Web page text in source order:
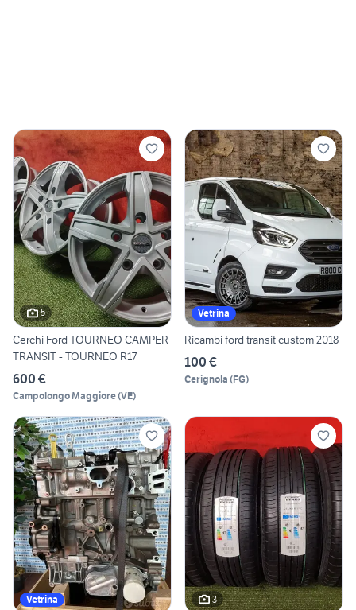
5
Cerchi Ford TOURNEO CAMPER
TRANSIT - TOURNEO R17
600 €
Campolongo Maggiore(VE)
Vetrina
Ricambi ford transit custom 2018
100 €
Cerignola (FG)
Vetrina 3